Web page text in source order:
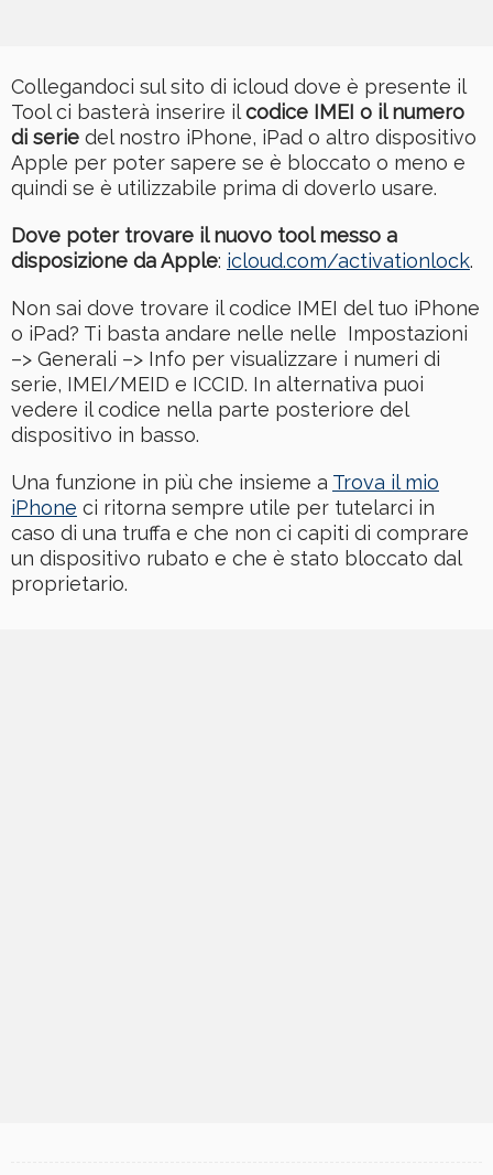
Collegandoci sul sito di icloud dove è presente il
Tool ci basterà inserire ilcodice IMEI o il numero
di serie del nostro iPhone, iPad o altro dispositivo
Apple per poter sapere se è bloccato o meno e
quindi se è utilizzabile prima di doverlo usare.
Dove poter trovare il nuovo tool messo a
disposizione da Apple: icloud.com/activationlock.
Non sai dove trovare il codice IMEI del tuo iPhone
o iPad? Ti basta andare nelle nelle Impostazioni
–> Generali –> Info per visualizzare i numeri di
serie, IMEI/MEID e ICCID. In alternativa puoi
vedere il codice nella parte posteriore del
dispositivo in basso.
Una funzione in più che insieme a Trova il mio
iPhone ci ritorna sempre utile per tutelarci in
caso di una truffa e che non ci capiti di comprare
un dispositivo rubato e che è stato bloccato dal
proprietario.